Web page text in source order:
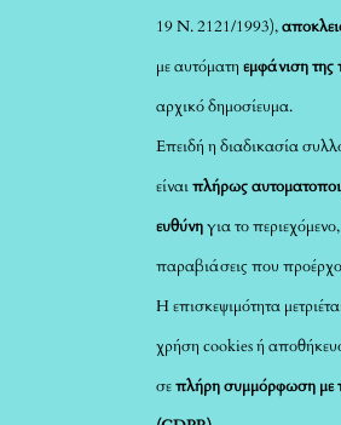
19 Ν. 2121/1993),
με αυτόματηεμφάνιση
αρχικό δημοσίευμα.
Επειδή η διαδικασία
είναιπλήρως
ευθύνηγια το
παραβιάσεις που
Η επισκεψιμότητα
χρήση cookies ή
σεπλήρη συμμόρφωση με